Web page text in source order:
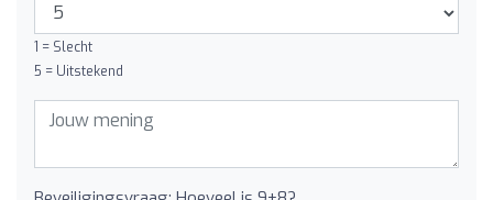
1 = Slecht
5 = Uitstekend